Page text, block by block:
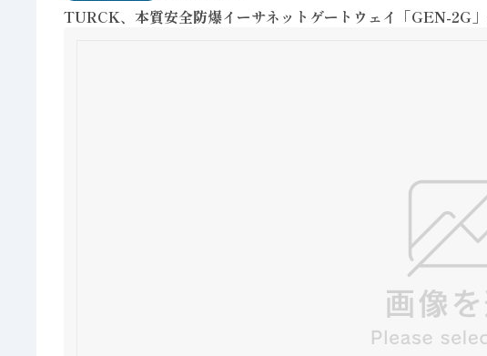
TURCK、本質安全防爆イーサネットゲートウェイ「GEN-2G